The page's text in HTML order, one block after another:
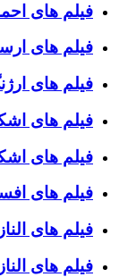
فیلم های
فیلم های
فیلم های
فیلم های
فیلم های
فیلم های
فیلم های
فیلم های